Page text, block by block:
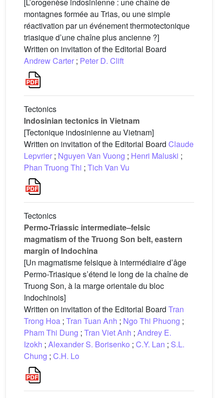
montagnes formée au Trias, ou une simple
réactivation par un événement thermotectonique
triasique d’une chaîne plus ancienne ?]
Written on invitation of the Editorial Board
Andrew Carter ; Peter D. Clift
Tectonics
Indosinian tectonics in Vietnam
[Tectonique indosinienne au Vietnam]
Written on invitation of the Editorial Board Claude
Lepvrier ; Nguyen Van Vuong ; Henri Maluski ;
Phan Truong Thi ; Tich Van Vu
Tectonics
Permo-Triassic intermediate–felsic
magmatism of the Truong Son belt, eastern
margin of Indochina
[Un magmatisme felsique à intermédiaire d’âge
Permo-Triasique s’étend le long de la chaîne de
Truong Son, à la marge orientale du bloc
Indochinois]
Written on invitation of the Editorial Board Tran
Trong Hoa ; Tran Tuan Anh ; Ngo Thi Phuong ;
Pham Thi Dung ; Tran Viet Anh ; Andrey E.
Izokh ; Alexander S. Borisenko ; C.Y. Lan ; S.L.
Chung ; C.H. Lo